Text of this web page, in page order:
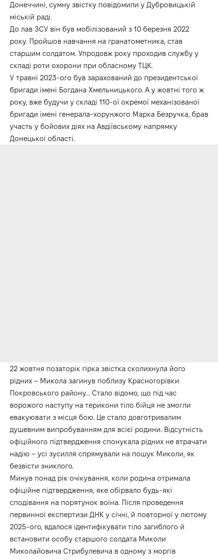
Донеччині, сумну звістку повідомили у Дубровицькій
міській раді.
До лав ЗСУ він був мобілізований з 10 березня 2022
року. Пройшов навчання на гранатометника, став
старшим солдатом. Упродовж року проходив службу у
складі роти охорони при обласному ТЦК.
У травні 2023-ого був зарахований до президентської
бригади імені Богдана Хмельницького. А у жовтні того ж
року, вже будучи у складі 110-ої окремої механізованої
бригади імені генерала-хорунжого Марка Безручка, брав
участь у бойових діях на Авдіївському напрямку
Донецької області.
22 жовтня позаторік гірка звістка сколихнула його
рідних – Микола загинув поблизу Красногорівки
Покровського району… Стало відомо, що під час
ворожого наступу на терикони тіло бійця не змогли
евакуювати з місця бою. Це стало довготривалим
душевним випробуванням для всієї родини. Відсутність
офіційного підтвердження спонукала рідних не втрачати
надію – усі зусилля спрямували на пошук Миколи, як
безвісти зниклого.
Минув понад рік очікування, коли родина отримала
офіційне підтвердження, яке обірвало будь-які
сподівання на порятунок воїна. Після проведення
первинної експертизи ДНК у січні, й повторної у лютому
2025-ого, вдалося ідентифікувати тіло загиблого й
встановити особу старшого солдата Миколи
Миколайовича Стрибулевича в одному з моргів